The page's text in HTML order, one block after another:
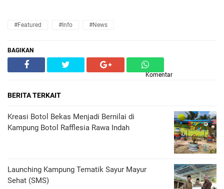
#featured #Info #News
BAGIKAN
Komentar
BERITA TERKAIT
Kreasi Botol Bekas Menjadi Bernilai di
Kampung Botol Rafflesia Rawa Indah
Launching Kampung Tematik Sayur Mayur
Sehat (SMS)